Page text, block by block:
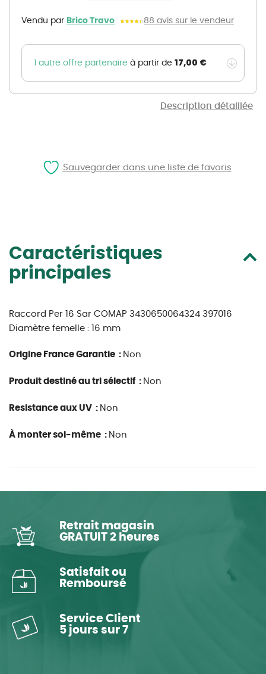
Description détaillée
gallery
Vendu par Brico Travo 88 avis sur le vendeur
1 autre offre partenaire à partir de 17,00 €
Caractéristiques
principales
Raccord Per 16 Sar COMAP 3430650064324 397016
Diamètre femelle : 16 mm
Origine France Garantie : Non
Produit destiné au tri sélectif : Non
Resistance aux UV : Non
À monter soi-même : Non
Sauvegarder dans une liste de favoris
Retrait magasin
GRATUIT 2 heures
Satisfait ou
Remboursé
Service Client
5 jours sur 7